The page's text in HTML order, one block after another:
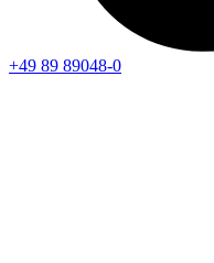
+49 89 89048-0